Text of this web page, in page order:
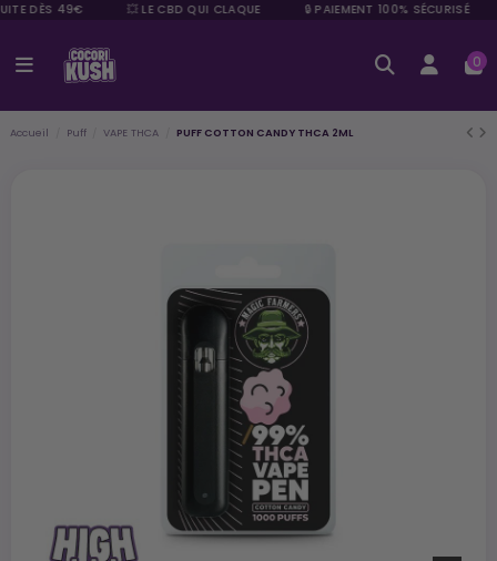
DÈS 49€ 💥 LE CBD QUI CLAQUE 🔒 PAIEMENT 100% SÉCURISÉ
0
Accueil Puff VAPE THCA PUFF COTTON CANDY THCA 2ML